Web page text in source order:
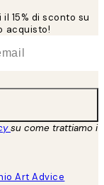
15% di sconto su
acquisto!
su come trattiamo i
Art Advice